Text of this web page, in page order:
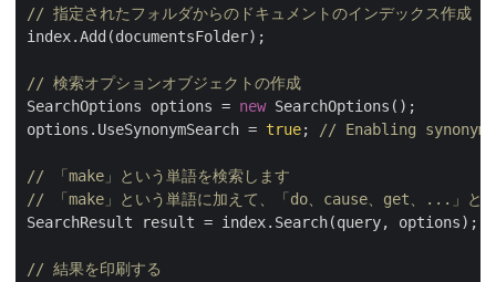
// 指定されたフォルダからのドキュメントのインデックス作成
index.Add(documentsFolder);
// 検索オプションオブジェクトの作成
SearchOptions options = new SearchOptions();
options.UseSynonymSearch = true; // Enabling synonym
// 「make」という単語を検索します
// 「make」という単語に加えて、「do、cause、get、...」と
SearchResult result = index.Search(query, options);
// 結果を印刷する